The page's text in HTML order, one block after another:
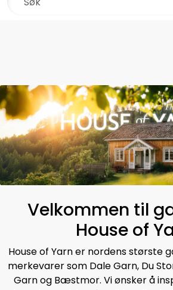
Skip to main content
Velkommen til
House of
House of Yarn er nordens største
merkevarer som Dale Garn, Du
Garn og Bæstmor. Vi ønsker å
Oppskrifter
Kolleksjoner
Pinner og tilbehør
Gavekort
Outlet